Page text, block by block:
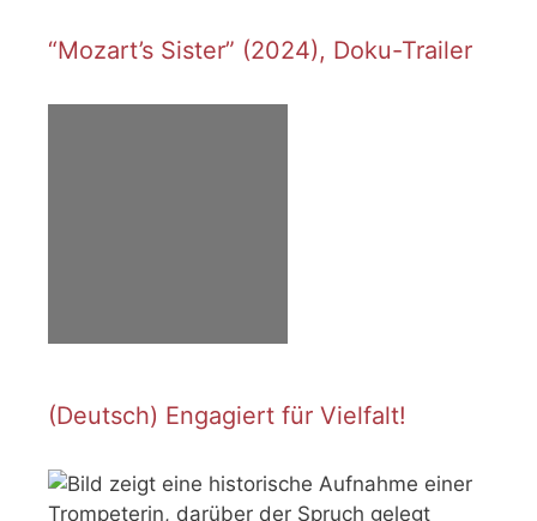
“Mozart’s Sister” (2024), Doku-Trailer
(Deutsch) Engagiert für Vielfalt!